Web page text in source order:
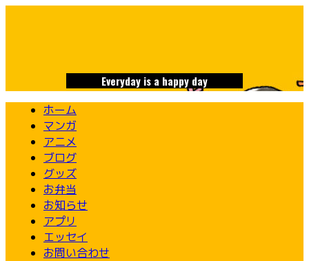
Everyday is a happy day
ホーム
マンガ
アニメ
ブログ
グッズ
お弁当
お知らせ
アプリ
エッセイ
お問い合わせ